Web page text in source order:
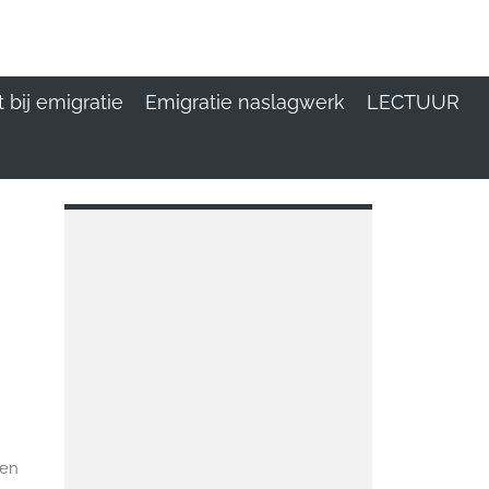
bij emigratie Emigratie naslagwerk LECTUUR